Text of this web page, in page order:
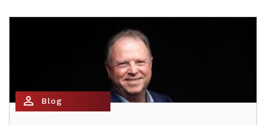
person_outline Blog